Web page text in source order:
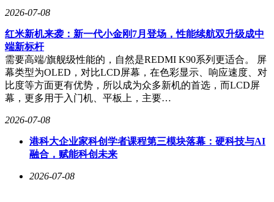
2026-07-08
红米新机来袭：新一代小金刚7月登场，性能续航双升级成中
端新标杆
需要高端/旗舰级性能的，自然是REDMI K90系列更适合。 屏
幕类型为OLED，对比LCD屏幕，在色彩显示、响应速度、对
比度等方面更有优势，所以成为众多新机的首选，而LCD屏
幕，更多用于入门机、平板上，主要…
2026-07-08
港科大企业家科创学者课程第三模块落幕：硬科技与AI
融合，赋能科创未来
2026-07-08